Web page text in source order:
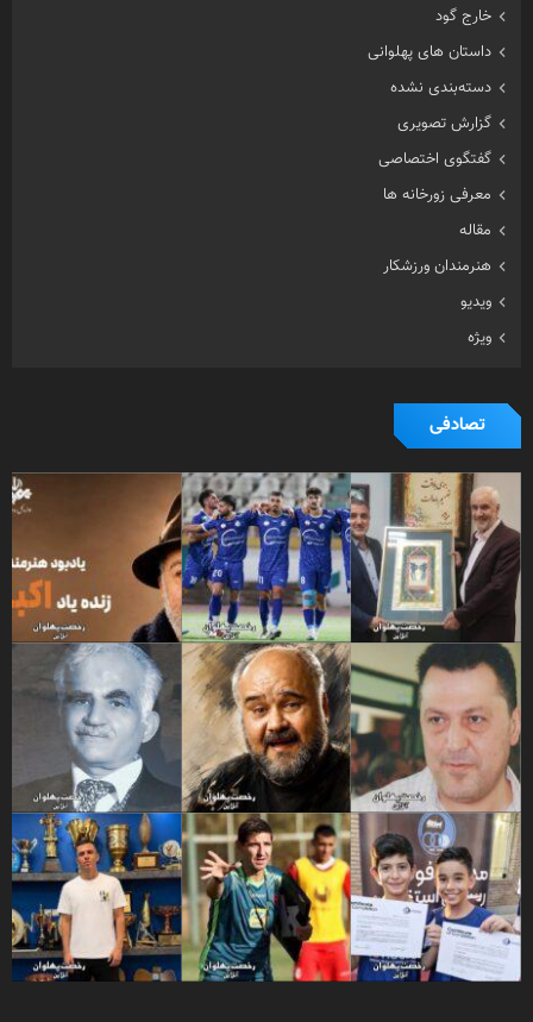
خارج گود
داستان های پهلوانی
دسته‌بندی نشده
گزارش تصویری
گفتگوی اختصاصی
معرفی زورخانه ها
مقاله
هنرمندان ورزشکار
ویدیو
ویژه
تصادفی